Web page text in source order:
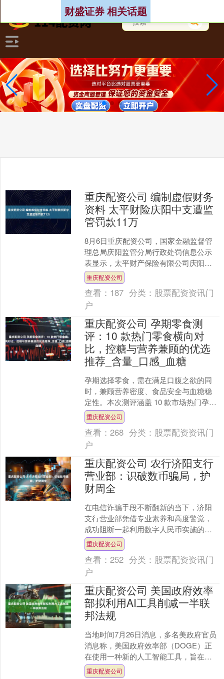
财盛证券 相关话题
重庆配资公司 编制虚假财务
资料 太平财险庆阳中支遭监
管罚款11万
8月6日重庆配资公司，国家金融监督管
理总局庆阳监管分局行政处罚信息公示
表显示，太平财产保险有限公司庆阳中
心支公司因编制虚假财务资料被罚款11
万元，刘某（时任太平....
重庆配资公司
查看： 187 分类： 股票配资资讯门
户
重庆配资公司 孕期零食测
评：10 款热门零食横向对
比，控糖与营养兼顾的优选
推荐_含量_口感_血糖
孕期选择零食，需在满足口腹之欲的同
时，兼顾营养密度、食品安全与血糖稳
定性。本次测评涵盖 10 款市场热门孕期
零食重庆配资公司，从原料构成、控糖
表现、营养适配性等....
重庆配资公司
查看：268 分类： 股票配资资讯门
户
重庆配资公司 农行济阳支行
营业部：识破数币骗局，护
财周全
在电信诈骗手段不断翻新的当下，济阳
支行营业部凭借专业素养和高度警觉，
成功阻断一起利用数字人民币实施的诈
骗案件重庆配资公司，为客户守住“钱袋
子”。 事发当天上午，....
重庆配资公司
查看：252 分类： 股票配资资讯门
户
重庆配资公司 美国政府效率
部拟利用AI工具削减一半联
邦法规
当地时间7月26日消息，多名美政府官员
消息称，美国政府效率部（DOGE）正
在使用一种新的人工智能工具，旨在大
幅削减联邦监管规定。根据一份文件，
重庆配资公司